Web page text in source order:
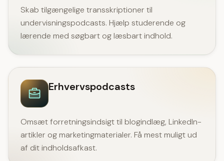
Skab tilgængelige transskriptioner til
undervisningspodcasts. Hjælp studerende og
lærende med søgbart og læsbart indhold.
Erhvervspodcasts
Omsæt forretningsindsigt til blogindlæg, LinkedIn-
artikler og marketingmaterialer. Få mest muligt ud
af dit indholdsafkast.